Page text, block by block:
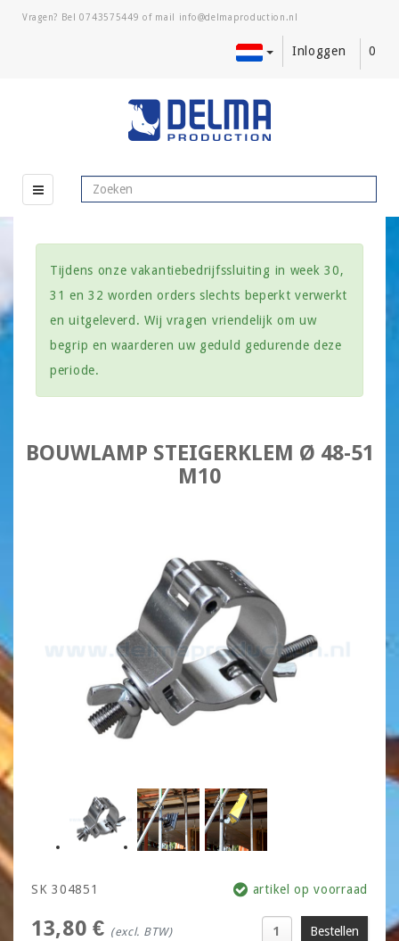
Vragen? Bel0743575449 of mail
Inloggen 0
Tijdens onze vakantiebedrijfssluiting in week 30,
31 en 32 worden orders slechts beperkt verwerkt
en uitgeleverd. Wij vragen vriendelijk om uw
begrip en waarderen uw geduld gedurende deze
periode.
BOUWLAMP STEIGERKLEM Ø 48-51
M10
SK 304851 artikel op voorraad
13,80 € (excl. BTW)